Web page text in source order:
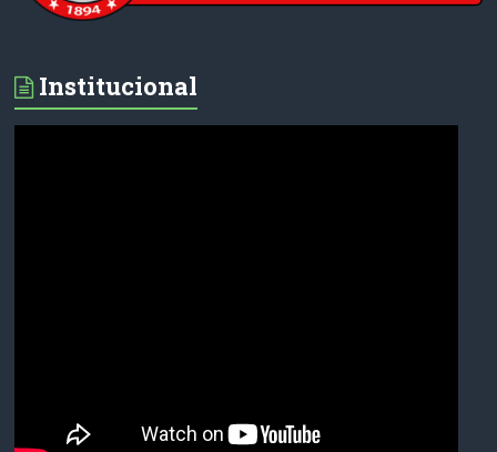
Institucional